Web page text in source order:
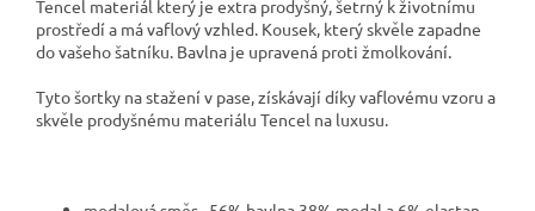
Tencel materiál který je extra prodyšný, šetrný k životnímu
prostředí a má vaflový vzhled. Kousek, který skvěle zapadne
do vašeho šatníku. Bavlna je upravená proti žmolkování.
Tyto šortky na stažení v pase, získávají díky vaflovému vzoru a
skvěle prodyšnému materiálu Tencel na luxusu.